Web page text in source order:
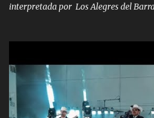
interpretada por Los Alegres del
quiso, él tiempo sigue pasando y
seguiré esperando hasta volvernos a
tengo de mi mente no se va, en mi
tu papá, a veces me pongo triste